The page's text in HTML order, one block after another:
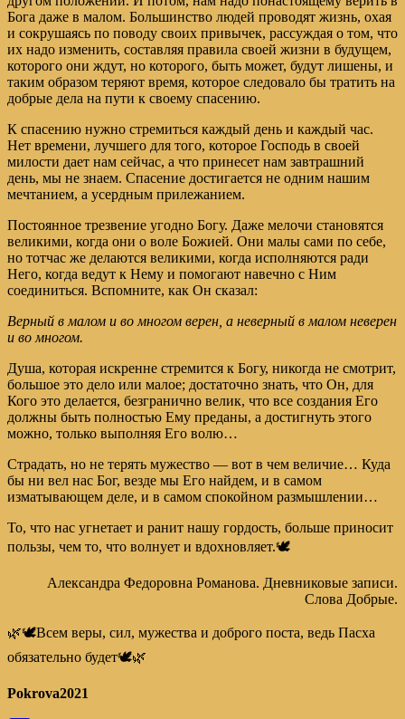
Бога даже в малом. Большинство людей проводят жизнь, охая
и сокрушаясь по поводу своих привычек, рассуждая о том, что
их надо изменить, составляя правила своей жизни в будущем,
которого они ждут, но которого, быть может, будут лишены, и
таким образом теряют время, которое следовало бы тратить на
добрые дела на пути к своему спасению.
К спасению нужно стремиться каждый день и каждый час.
Нет времени, лучшего для того, которое Господь в своей
милости дает нам сейчас, а что принесет нам завтрашний
день, мы не знаем. Спасение достигается не одним нашим
мечтанием, а усердным прилежанием.
Постоянное трезвение угодно Богу. Даже мелочи становятся
великими, когда они о воле Божией. Они малы сами по себе,
но тотчас же делаются великими, когда исполняются ради
Него, когда ведут к Нему и помогают навечно с Ним
соединиться. Вспомните, как Он сказал:
Верный в малом и во многом верен, а неверный в малом неверен
и во многом.
Душа, которая искренне стремится к Богу, никогда не смотрит,
большое это дело или малое; достаточно знать, что Он, для
Кого это делается, безгранично велик, что все создания Его
должны быть полностью Ему преданы, а достигнуть этого
можно, только выполняя Его волю…
Страдать, но не терять мужество — вот в чем величие… Куда
бы ни вел нас Бог, везде мы Его найдем, и в самом
изматывающем деле, и в самом спокойном размышлении…
То, что нас угнетает и ранит нашу гордость, больше приносит
пользы, чем то, что волнует и вдохновляет.🕊️
Александра Федоровна Романова. Дневниковые записи.
Слова Добрые.
🌿🕊️Всем веры, сил, мужества и доброго поста, ведь Пасха
обязательно будет🕊️🌿
Pokrova2021